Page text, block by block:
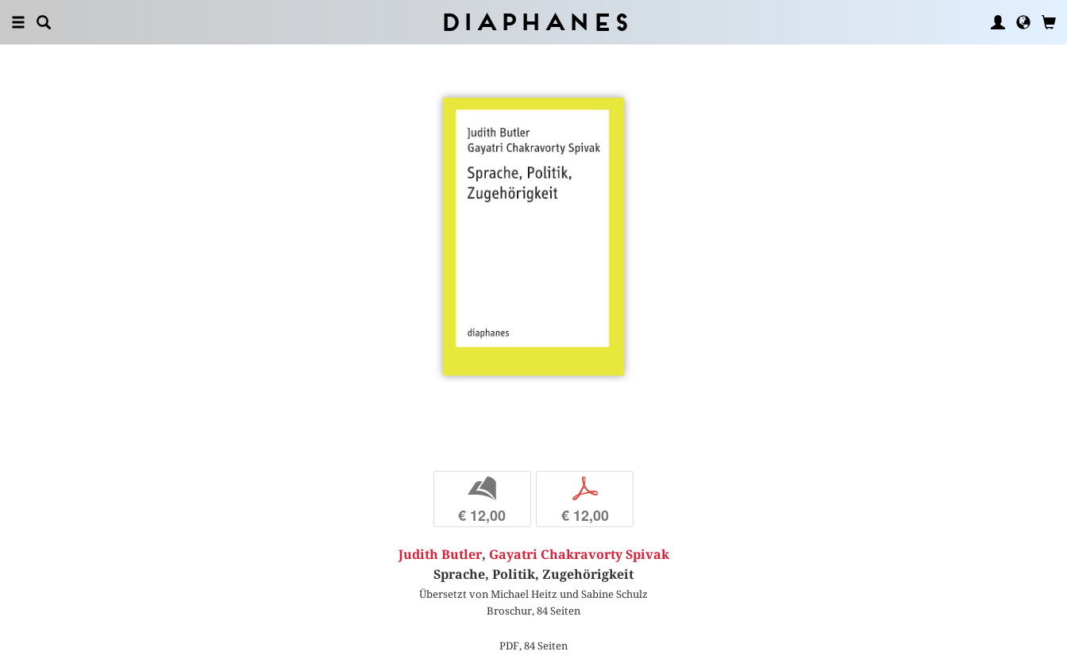
Diaphanes
b
€ 12,00
p
€ 12,00
Judith Butler, Gayatri Chakravorty Spivak
Sprache, Politik, Zugehörigkeit
Übersetzt von Michael Heitz und Sabine Schulz
Broschur, 84 Seiten
PDF, 84 Seiten